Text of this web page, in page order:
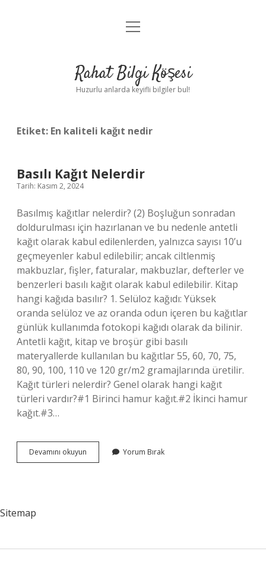
Anasayfa
Yasal Uyarı
menüyü
Rahat Bilgi Köşesi
Huzurlu anlarda keyifli bilgiler bul!
Etiket: En kaliteli kağıt nedir
Basılı Kağıt Nelerdir
Tarih: Kasım 2, 2024
Basılmış kağıtlar nelerdir? (2) Boşluğun sonradan
doldurulması için hazırlanan ve bu nedenle antetli
kağıt olarak kabul edilenlerden, yalnızca sayısı 10’u
geçmeyenler kabul edilebilir; ancak ciltlenmiş
makbuzlar, fişler, faturalar, makbuzlar, defterler ve
benzerleri basılı kağıt olarak kabul edilebilir. Kitap
hangi kağıda basılır? 1. Selüloz kağıdı: Yüksek
oranda selüloz ve az oranda odun içeren bu kağıtlar
günlük kullanımda fotokopi kağıdı olarak da bilinir.
Antetli kağıt, kitap ve broşür gibi basılı
materyallerde kullanılan bu kağıtlar 55, 60, 70, 75,
80, 90, 100, 110 ve 120 gr/m2 gramajlarında üretilir.
Kağıt türleri nelerdir? Genel olarak hangi kağıt
türleri vardır?#1 Birinci hamur kağıt.#2 İkinci hamur
kağıt.#3…
Devamını okuyun
Kağıt
Yorum Bırak
Sitemap